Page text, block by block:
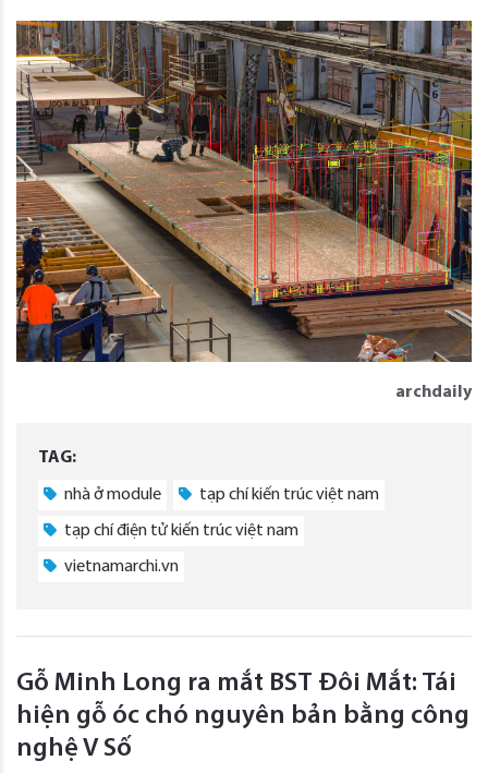
archdaily
TAG:
nhà ở module tạp chí kiến trúc việt nam
tạp chí điện tử kiến trúc việt nam
vietnamarchi.vn
Gỗ Minh Long ra mắt BST Đôi Mắt: Tái
hiện gỗ óc chó nguyên bản bằng công
nghệ V Số